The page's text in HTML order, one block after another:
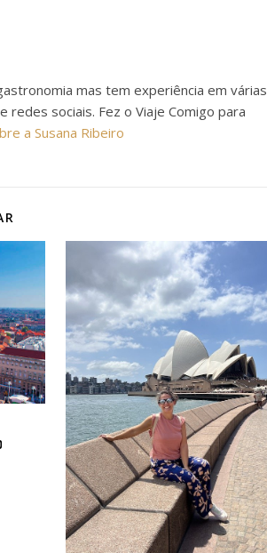
mas tem experiência em várias
sociais. Fez o Viaje Comigo para
a Susana Ribeiro